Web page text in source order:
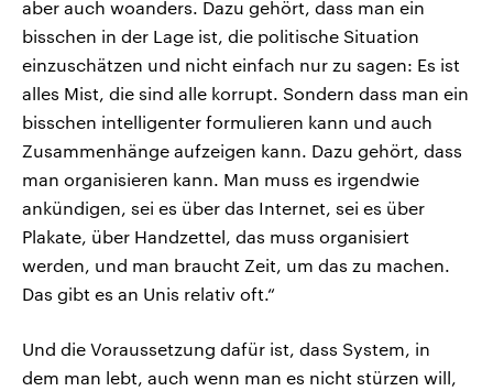
aber auch woanders. Dazu gehört, dass man ein
bisschen in der Lage ist, die politische Situation
einzuschätzen und nicht einfach nur zu sagen: Es ist
alles Mist, die sind alle korrupt. Sondern dass man ein
bisschen intelligenter formulieren kann und auch
Zusammenhänge aufzeigen kann. Dazu gehört, dass
man organisieren kann. Man muss es irgendwie
ankündigen, sei es über das Internet, sei es über
Plakate, über Handzettel, das muss organisiert
werden, und man braucht Zeit, um das zu machen.
Das gibt es an Unis relativ oft.“
Und die Voraussetzung dafür ist, dass System, in
dem man lebt, auch wenn man es nicht stürzen will,